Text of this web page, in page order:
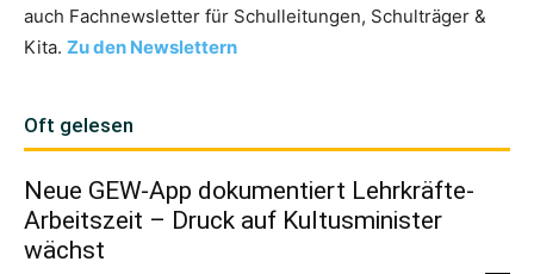
auch Fachnewsletter für Schulleitungen, Schulträger &
Kita. Zu den Newslettern
Oft gelesen
Neue GEW-App dokumentiert Lehrkräfte-
Arbeitszeit – Druck auf Kultusminister
wächst